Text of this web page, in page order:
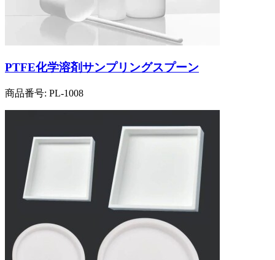
PTFE化学溶剤サンプリングスプーン
商品番号: PL-1008